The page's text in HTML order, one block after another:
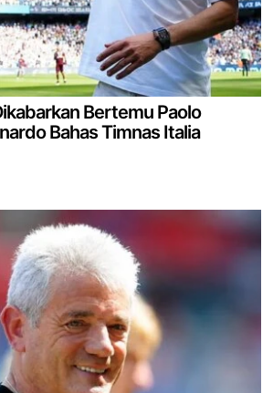
Bertemu Paolo
Bahas Timnas Italia